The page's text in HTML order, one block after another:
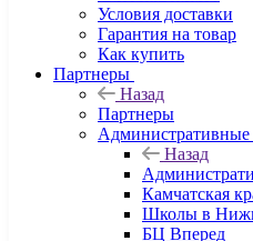
Условия доставки
Гарантия на товар
Как купить
Партнеры
Назад
Партнеры
Административные
Назад
Камчатская
Школы в
БЦ Вперед